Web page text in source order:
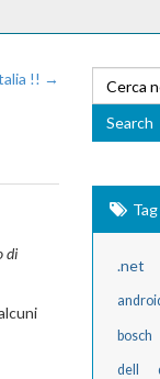
!! →
di
.net
bosch
dell